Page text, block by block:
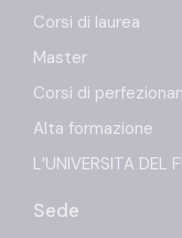
Corsi di laurea
Master
Corsi di
Alta formazione
L’UNIVERSITA DEL
Sede